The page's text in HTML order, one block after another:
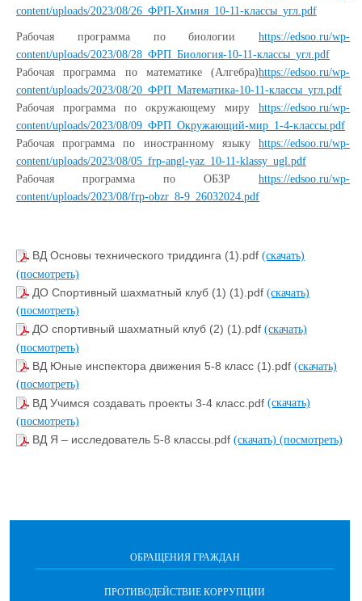
content/uploads/2023/08/26_ФРП-Химия_10-11-классы_угл.pdf
Рабочая программа по биологии https://edsoo.ru/wp-
content/uploads/2023/08/28_ФРП_Биология-10-11-классы_угл.pdf
Рабочая программа по математике (Алгебра)https://edsoo.ru/wp-
content/uploads/2023/08/20_ФРП_Математика-10-11-классы_угл.pdf
Рабочая программа по окружающему миру https://edsoo.ru/wp-
content/uploads/2023/08/09_ФРП_Окружающий-мир_1-4-классы.pdf
Рабочая программа по иностранному языку https://edsoo.ru/wp-
content/uploads/2023/08/05_frp-angl-yaz_10-11-klassy_ugl.pdf
Рабочая программа по ОБЗР https://edsoo.ru/wp-
content/uploads/2023/08/frp-obzr_8-9_26032024.pdf
ВД Основы технического триддинга (1).pdf (скачать)
(посмотреть)
ДО Спортивный шахматный клуб (1) (1).pdf (скачать)
(посмотреть)
ДО спортивный шахматный клуб (2) (1).pdf (скачать)
(посмотреть)
ВД Юные инспектора движения 5-8 класс (1).pdf (скачать)
(посмотреть)
ВД Учимся создавать проекты 3-4 класс.pdf (скачать)
(посмотреть)
ВД Я – исследователь 5-8 классы.pdf (скачать) (посмотреть)
ОБРАЩЕНИЯ ГРАЖДАН
ПРОТИВОДЕЙСТВИЕ КОРРУПЦИИ